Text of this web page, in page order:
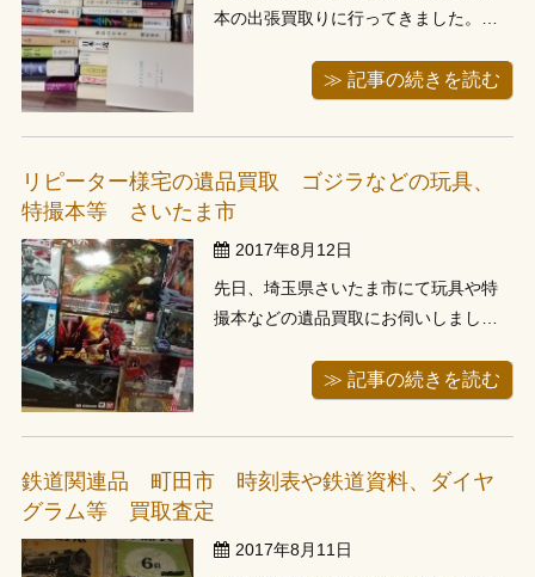
本の出張買取りに行ってきました。よ
い立地です。最近はご予約を多数頂く
ことが減ってしまいましたが、こちら
のお客様は丁度前のお客様が早く終わ
り、近場ということで、次のご予約の
お客様の...
≫ 記事の続きを読む
リピーター様宅の遺品買取 ゴジラなどの玩具、
特撮本等 さいたま市
2017年8月12日
先日、埼玉県さいたま市にて玩具や特
撮本などの遺品買取にお伺いしまし
前回は倉庫の整理でしたが、今回はご
した。 お伺いする前にとにかくたくさ
んあるとのことを聞いておりました。
前回はハイエースの天井まで積んでも
積み切...
≫ 記事の続きを読む
鉄道関連品 町田市 時刻表や鉄道資料、ダイヤ
グラム等 買取査定
2017年8月11日